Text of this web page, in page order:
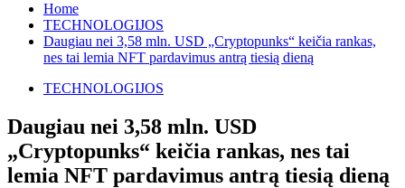
Home
TECHNOLOGIJOS
Daugiau nei 3,58 mln. USD „Cryptopunks“ keičia rankas,
nes tai lemia NFT pardavimus antrą tiesią dieną
TECHNOLOGIJOS
Daugiau nei 3,58 mln. USD
„Cryptopunks“ keičia rankas, nes tai
lemia NFT pardavimus antrą tiesią dieną